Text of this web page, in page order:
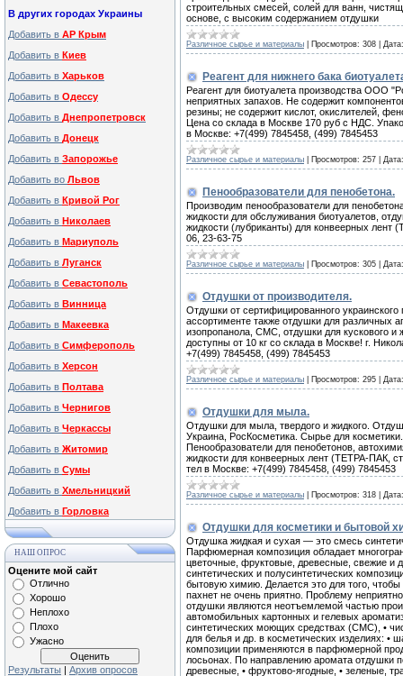
В других городах Украины
Добавить в АР Крым
Добавить в Киев
Добавить в Харьков
Добавить в Одессу
Добавить в Днепропетровск
Добавить в Донецк
Добавить в Запорожье
Добавить во Львов
Добавить в Кривой Рог
Добавить в Николаев
Добавить в Мариуполь
Добавить в Луганск
Добавить в Севастополь
Добавить в Винница
Добавить в Макеевка
Добавить в Симферополь
Добавить в Херсон
Добавить в Полтава
Добавить в Чернигов
Добавить в Черкассы
Добавить в Житомир
Добавить в Сумы
Добавить в Хмельницкий
Добавить в Горловка
НАШ ОПРОС
Оцените мой сайт
Отлично
Хорошо
Неплохо
Плохо
Ужасно
Результаты | Архив опросов
строительных смесей, солей для ванн,
основе, с высоким содержанием отдушки
Различное сырье и материалы Просмотров: 308 Дата:
Реагент для нижнего бака
Реагент для биотуалета производства ООО
неприятных запахов. Не содержит
резины; не содержит кислот, окислителей,
Цена со склада в Москве 170 руб с НДС.
в Москве: +7(499) 7845458, (499) 7845453
Различное сырье и материалы Просмотров: 257 Дата:
Пенообразователи для пенобетона.
Производим пенообразователи для
жидкости для обслуживания биотуалетов,
жидкости (лубриканты) для конвеерных лент
06, 23-63-75
Различное сырье и материалы Просмотров: 305 Дата:
Отдушки от производителя.
Отдушки от сертифицированного
ассортименте также отдушки для различных
изопропанола, СМС, отдушки для кускового и
доступны от 10 кг со склада в Москве! г.
+7(499) 7845458, (499) 7845453
Различное сырье и материалы Просмотров: 295 Дата:
Отдушки для мыла.
Отдушки для мыла, твердого и жидкого.
Украина, РосКосметика. Сырье для
Пенообразователи для пенобетонов,
жидкости для конвеерных лент (ТЕТРА-ПАК,
тел в Москве: +7(499) 7845458, (499) 7845453
Различное сырье и материалы Просмотров: 318 Дата:
Отдушки для косметики и бытовой
Отдушка жидкая и сухая — это смесь
Парфюмерная композиция обладает
цветочные, фруктовые, древесные, свежие и
синтетических и полусинтетических
бытовую химию. Делается это для того,
пахнет не очень приятно. Проблему
отдушки являются неотъемлемой частью
автомобильных картонных и гелевых
синтетических моющих средствах (СМС), •
для белья и др. в косметических изделиях:
композиции применяются в парфюмерной
лосьонах. По направлению аромата отдушки
древесные, • фруктово-ягодные, • зеленые,